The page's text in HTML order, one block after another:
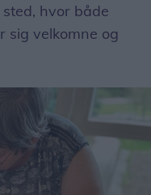
hvor både
sig velkomne og